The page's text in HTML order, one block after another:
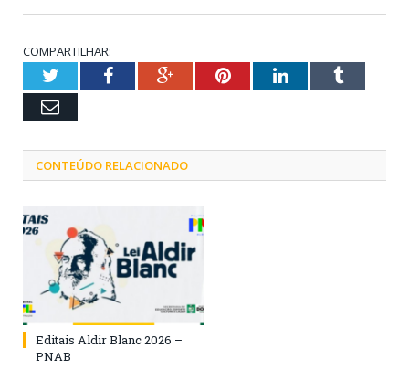
COMPARTILHAR:
TwitterFacebookGoogle+PinterestLinkedInTumblr
Email
CONTEÚDO RELACIONADO
Editais Aldir Blanc 2026 –
PNAB